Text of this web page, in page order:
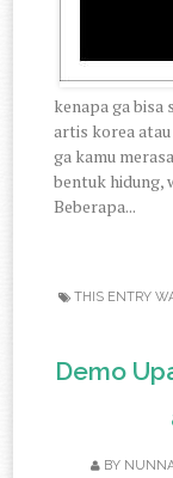
kenapa ga bisa
artis korea
ga kamu
bentuk hidung,
Beberapa...
THIS ENTRY
Demo
BY